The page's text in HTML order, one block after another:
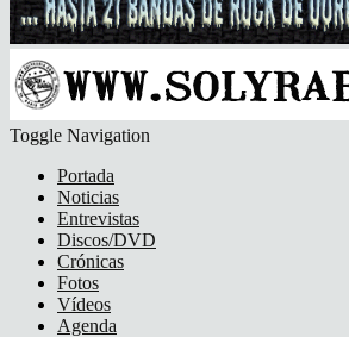
Toggle Navigation
Portada
Noticias
Entrevistas
Discos/DVD
Crónicas
Fotos
Vídeos
Agenda